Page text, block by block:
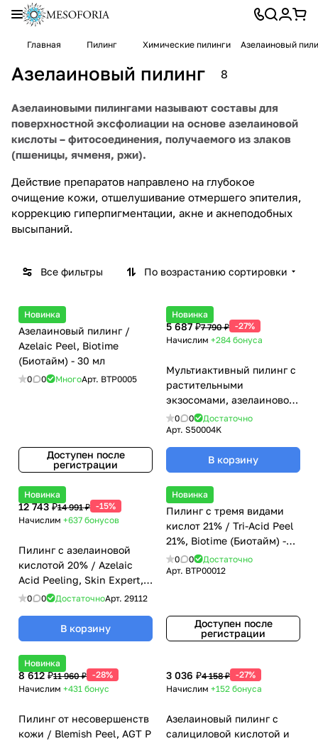
Главная Пилинг Химические пилинги Азелаиновый
Азелаиновый пилинг 8
Азелаиновыми пилингами называют составы для
поверхностной эксфолиации на основе азелаиновой
кислоты – фитосоединения, получаемого из злаков
(пшеницы, ячменя, ржи).
Действие препаратов направлено на глубокое
очищение кожи, отшелушивание отмершего эпителия,
коррекцию гиперпигментации, акне и акнеподобных
высыпаний.
Все фильтры По возрастанию сортировки
Новинка
Азелаиновый пилинг /
Azelaic Peel, Biotime
(Биотайм) - 30 мл
0 0 МногоАрт. BTP0005
Доступен после
регистрации
Новинка
5 687 ₽7 790 ₽ -27%
Начислим +284 бонуса
Мультиактивный пилинг с
растительными
экзосомами, азелаиновой
кислотой и
глюконолактоном Exos-
Peel - 50 мл
0 0
Достаточно
Арт. S50004K
В корзину
Новинка
12 743 ₽14 991 ₽ -15%
Начислим +637 бонусов
Пилинг с азелаиновой
кислотой 20% / Azelaic
Acid Peeling, Skin Expert,
GiGi (Джи Джи) - 200 мл
0 0 ДостаточноАрт. 29112
В корзину
Новинка
Пилинг с тремя видами
кислот 21% / Tri-Acid Peel
21%, Biotime (Биотайм) -
30 мл
0 0
Достаточно
Арт. BTP00012
Доступен после
регистрации
Новинка
8 612 ₽11 960 ₽ -28%
Начислим +431 бонус
Пилинг от несовершенств
кожи / Blemish Peel, AGT P
3 036 ₽4 158 ₽ -27%
Начислим +152 бонуса
Азелаиновый пилинг с
салициловой кислотой и